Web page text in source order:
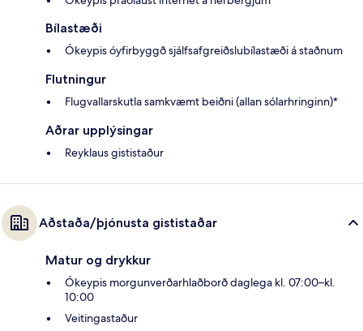
Bílastæði
Ókeypis óyfirbyggð sjálfsafgreiðslubílastæði á staðnum
Flutningur
Flugvallarskutla samkvæmt beiðni (allan sólarhringinn)*
Aðrar upplýsingar
Reyklaus gististaður
Aðstaða/þjónusta gististaðar
Matur og drykkur
Ókeypis morgunverðarhlaðborð daglega kl. 07:00–kl.
10:00
Veitingastaður